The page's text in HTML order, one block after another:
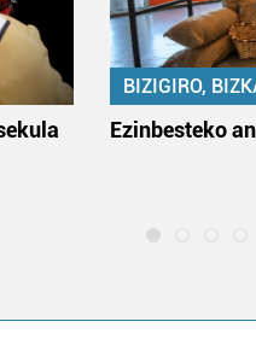
BIZIGIRO,
Ezinbesteko